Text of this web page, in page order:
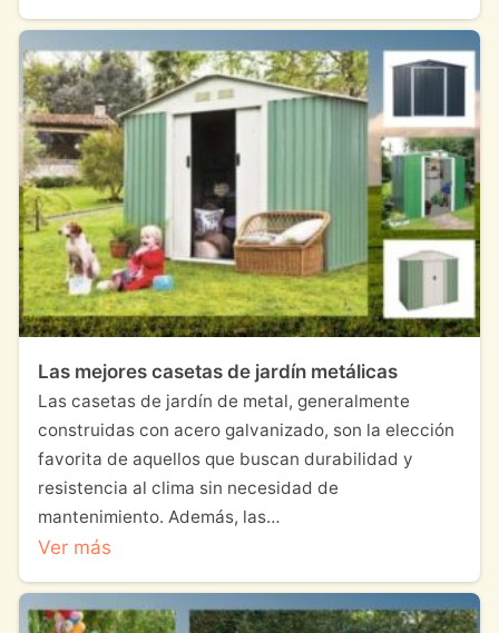
Las mejores casetas de jardín metálicas
Las casetas de jardín de metal, generalmente
construidas con acero galvanizado, son la elección
favorita de aquellos que buscan durabilidad y
resistencia al clima sin necesidad de
mantenimiento. Además, las…
Ver más